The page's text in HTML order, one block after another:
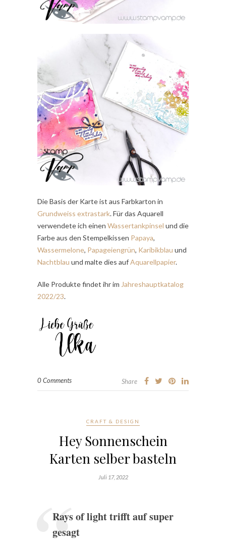
Die Basis der Karte ist aus Farbkarton in
Grundweiss extrastark. Für das Aquarell
verwendete ich einen Wassertankpinsel und die
Farbe aus den Stempelkissen Papaya,
Wassermelone, Papageiengrün, Karibikblau und
Nachtblau und malte dies aufAquarellpapier.
Alle Produkte findet ihr im Jahreshauptkatalog
2022/23.
0 Comments Share
CRAFT & DESIGN
Hey Sonnenschein
Karten selber basteln
Juli 17, 2022
Rays of light trifft auf super
gesagt